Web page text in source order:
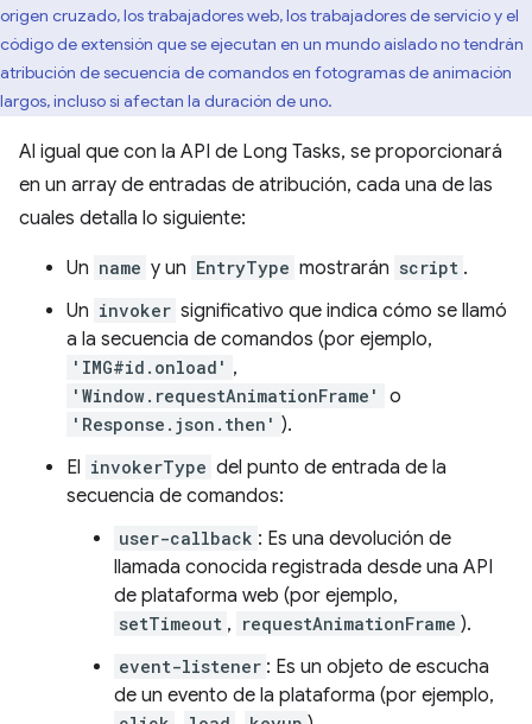
origen cruzado, los trabajadores web, los trabajadores de servicio y el
código de extensión que se ejecutan en un mundo aislado no tendrán
atribución de secuencia de comandos en fotogramas de animación
largos, incluso si afectan la duración de uno.
Al igual que con la API de Long Tasks, se proporcionará
en un array de entradas de atribución, cada una de las
cuales detalla lo siguiente:
Un name y un EntryType mostrarán script .
Un invoker significativo que indica cómo se llamó
a la secuencia de comandos (por ejemplo,
'IMG#id.onload' ,
'Window.requestAnimationFrame' o
'Response.json.then' ).
El invokerType del punto de entrada de la
secuencia de comandos:
user-callback : Es una devolución de
llamada conocida registrada desde una API
de plataforma web (por ejemplo,
setTimeout , requestAnimationFrame ).
event-listener : Es un objeto de escucha
de un evento de la plataforma (por ejemplo,